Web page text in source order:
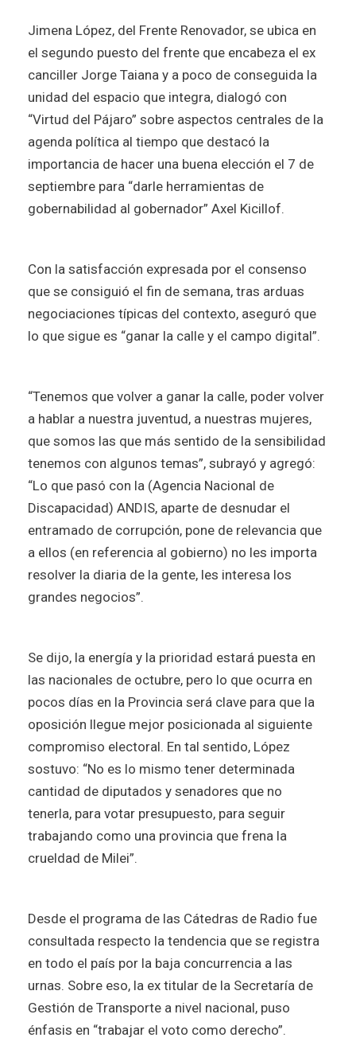
Jimena López, del Frente Renovador, se ubica en
el segundo puesto del frente que encabeza el ex
canciller Jorge Taiana y a poco de conseguida la
unidad del espacio que integra, dialogó con
“Virtud del Pájaro” sobre aspectos centrales de la
agenda política al tiempo que destacó la
importancia de hacer una buena elección el 7 de
septiembre para “darle herramientas de
gobernabilidad al gobernador” Axel Kicillof.
Con la satisfacción expresada por el consenso
que se consiguió el fin de semana, tras arduas
negociaciones típicas del contexto, aseguró que
lo que sigue es “ganar la calle y el campo digital”.
“Tenemos que volver a ganar la calle, poder volver
a hablar a nuestra juventud, a nuestras mujeres,
que somos las que más sentido de la sensibilidad
tenemos con algunos temas”, subrayó y agregó:
“Lo que pasó con la (Agencia Nacional de
Discapacidad) ANDIS, aparte de desnudar el
entramado de corrupción, pone de relevancia que
a ellos (en referencia al gobierno) no les importa
resolver la diaria de la gente, les interesa los
grandes negocios”.
Se dijo, la energía y la prioridad estará puesta en
las nacionales de octubre, pero lo que ocurra en
pocos días en la Provincia será clave para que la
oposición llegue mejor posicionada al siguiente
compromiso electoral. En tal sentido, López
sostuvo: “No es lo mismo tener determinada
cantidad de diputados y senadores que no
tenerla, para votar presupuesto, para seguir
trabajando como una provincia que frena la
crueldad de Milei”.
Desde el programa de las Cátedras de Radio fue
consultada respecto la tendencia que se registra
en todo el país por la baja concurrencia a las
urnas. Sobre eso, la ex titular de la Secretaría de
Gestión de Transporte a nivel nacional, puso
énfasis en “trabajar el voto como derecho”.